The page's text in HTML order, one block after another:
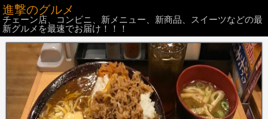
進撃のグルメ
チェーン店、コンビニ、新メニュー、新商品、スイーツなどの最
新グルメを最速でお届け！！！